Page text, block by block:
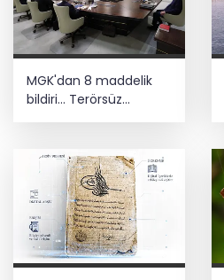
MGK'dan 8 maddelik
bildiri... Terörsüz
mesajı